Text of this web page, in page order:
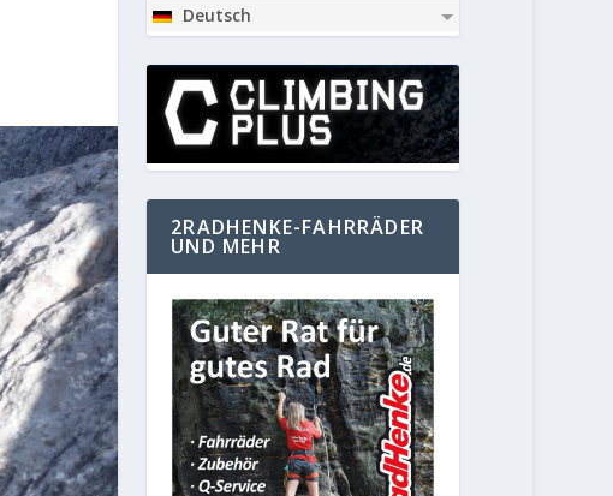
Deutsch
2RADHENKE-FAHRRÄDER
UND MEHR